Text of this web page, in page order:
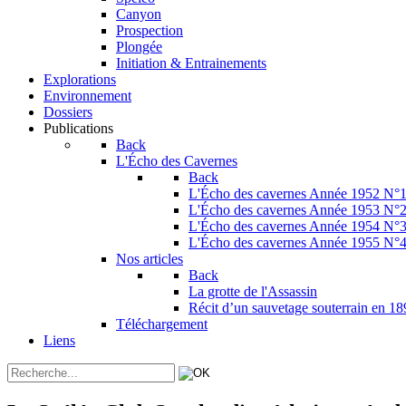
Canyon
Prospection
Plongée
Initiation & Entrainements
Explorations
Environnement
Dossiers
Publications
Back
L'Écho des Cavernes
Back
L'Écho des cavernes Année 1952 N°1
L'Écho des cavernes Année 1953 N°2
L'Écho des cavernes Année 1954 N°3
L'Écho des cavernes Année 1955 N°4
Nos articles
Back
La grotte de l'Assassin
Récit d’un sauvetage souterrain en
Téléchargement
Liens